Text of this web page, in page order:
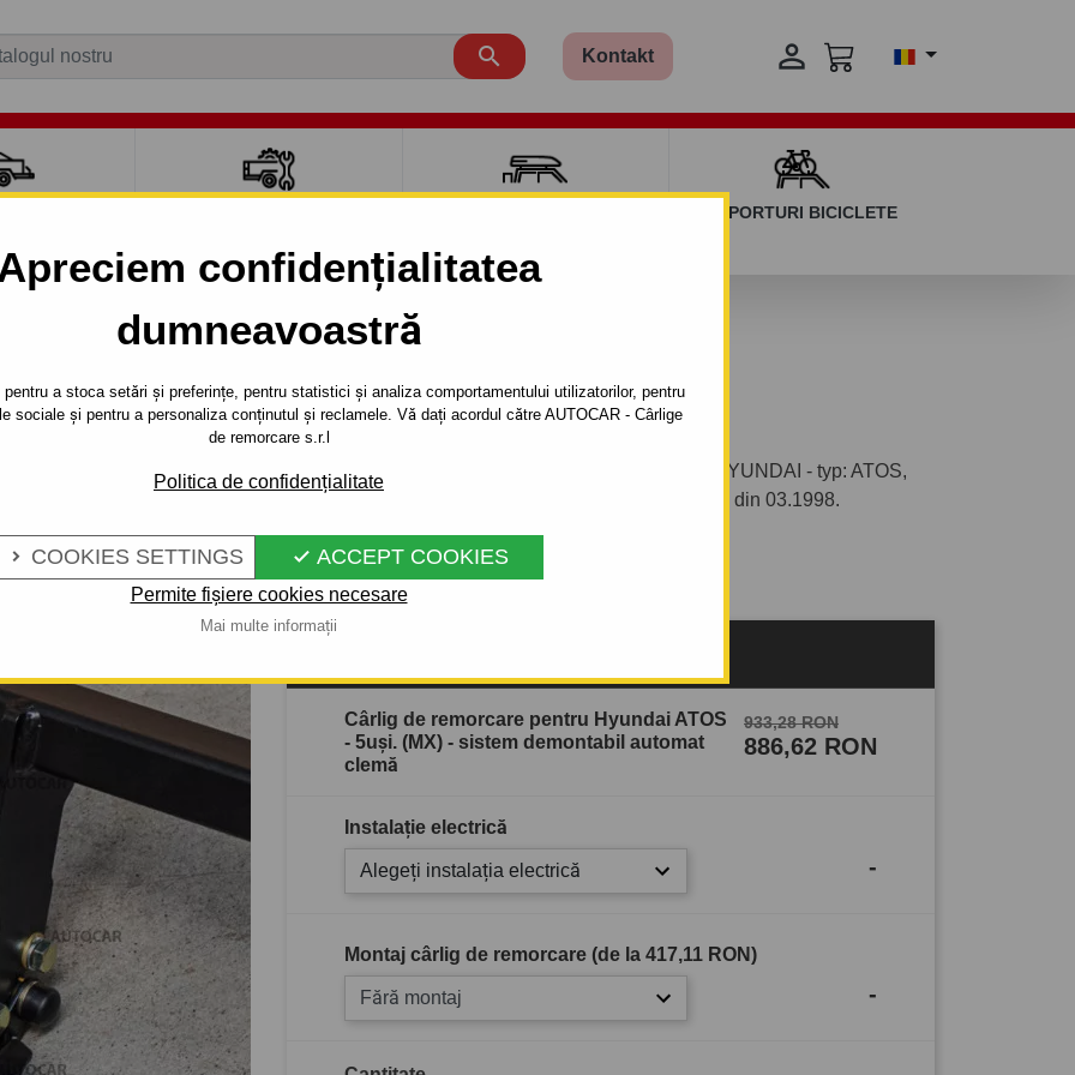
confidențialitatea
dumneavoastră
a stoca setări și preferințe, pentru statistici și analiza comportamentului utilizatorilor, pentru
sociale și pentru a personaliza conținutul și reclamele. Vă dați acordul către AUTOCAR - Cârlige
de remorcare s.r.l
Politica de confidențialitate
 COOKIES SETTINGS  ACCEPT COOKIES
Permite fișiere cookies necesare
Mai multe informații
 Kontakt 
SUPORTURI BICICLETE
1998 -
(MX) - sistem demontabil automat clemă
- SISTEM
Referinta:
Cârlig de remorcare demontabil pentru autoturism HYUNDAI - typ: ATOS,
seria : 5 uşi (MX).Anul de fabricaţie a autoturismului: din 03.1998.
Descrierea completă a produsului
Cârlig de remorcare pentru Hyundai ATOS
- 5uşi. (MX) - sistem demontabil automat
clemă
933,28 RON
886,62 RON
Instalație electrică
Alegeți instalația electrică -
Montaj cârlig de remorcare (de la 417,11 RON)
Fără montaj -